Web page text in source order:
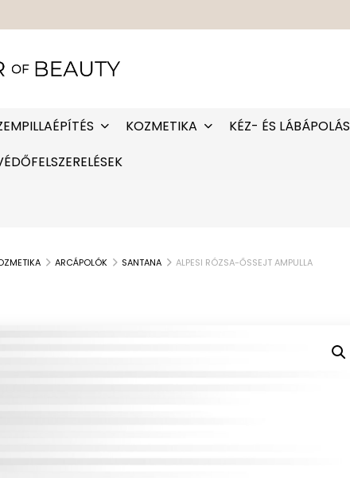
KOZMETIKA KÉZ- ÉS LÁBÁPOLÁS
ARCÁPOLÓK SANTANA ALPESI RÓZSA-ŐSSEJT AMPULLA